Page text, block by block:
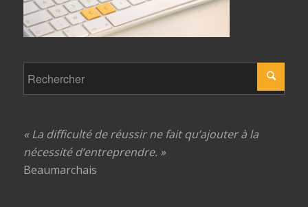
« La difficulté de réussir ne fait qu’ajouter à la
nécessité d’entreprendre. »
Beaumarchais